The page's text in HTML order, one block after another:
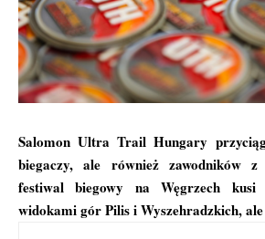
Salomon Ultra Trail Hungary
biegaczy, ale również zawodników z
festiwal biegowy na Węgrzech
widokami gór Pilis i Wyszehradzkich,